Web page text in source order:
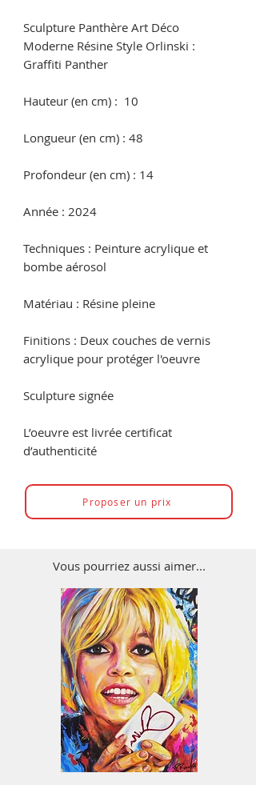
Sculpture Panthère Art Déco
Moderne Résine Style Orlinski :
Graffiti Panther
Hauteur (en cm) : 10
Longueur (en cm) : 48
Profondeur (en cm) : 14
Année : 2024
Techniques : Peinture acrylique et
bombe aérosol
Matériau : Résine pleine
Finitions : Deux couches de vernis
acrylique pour protéger l'oeuvre
Sculpture signée
L’oeuvre est livrée certificat
d’authenticité
Proposer un prix
Vous pourriez aussi aimer...